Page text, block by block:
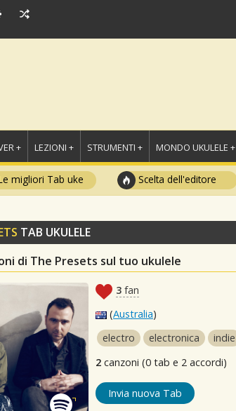
+ LEZIONI + STRUMENTI + MONDO UKULELE +
migliori Tab uke Scelta dell'editore
TAB UKULELE
di The Presets sul tuo ukulele
3 fan
(Australia)
electro
electronica
indie
2 canzoni (0 tab e 2 accordi)
Invia nuova Tab